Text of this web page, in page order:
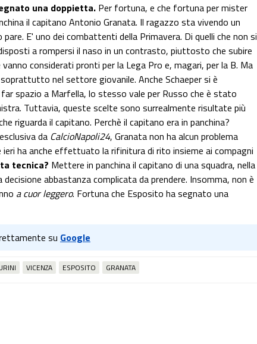
una doppietta. Per fortuna, e che fortuna per mister
il capitano Antonio Granata. Il ragazzo sta vivendo un
E' uno dei combattenti della Primavera. Di quelli che non si
a rompersi il naso in un contrasto, piuttosto che subire
considerati pronti per la Lega Pro e, magari, per la B. Ma
nel settore giovanile. Anche Schaeper si è
spazio a Marfella, lo stesso vale per Russo che è stato
Tuttavia, queste scelte sono surrealmente risultate più
riguarda il capitano. Perchè il capitano era in panchina?
da CalcioNapoli24, Granata non ha alcun problema
ha anche effettuato la rifinitura di rito insieme ai compagni
tecnica? Mettere in panchina il capitano di una squadra, nella
abbastanza complicata da prendere. Insomma, non è
a cuor leggero. Fortuna che Esposito ha segnato una
su Google
VICENZA ESPOSITO GRANATA